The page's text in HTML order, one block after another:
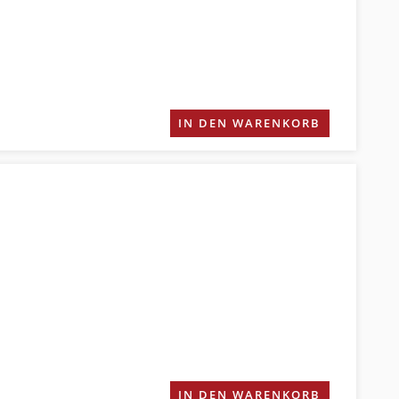
IN DEN WARENKORB
IN DEN WARENKORB